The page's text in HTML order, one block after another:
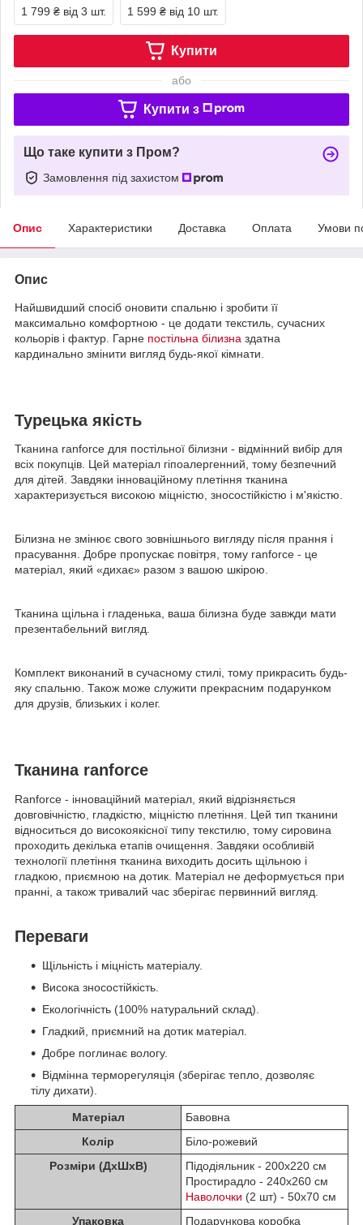
1 799 ₴ від 3 шт. 1 599 ₴ від 10 шт.
Купити
або
Купити з
Що таке купити з Пром?
Замовлення під захистом
Опис Характеристики Доставка Оплата Умови
Опис
Найшвидший спосіб оновити спальню і зробити її
максимально комфортною - це додати текстиль, сучасних
кольорів і фактур. Гарне постільна білизна здатна
кардинально змінити вигляд будь-якої кімнати.
Турецька якість
Тканина ranforce для постільної білизни - відмінний вибір для
всіх покупців. Цей матеріал гіпоалергенний, тому безпечний
для дітей. Завдяки інноваційному плетіння тканина
характеризується високою міцністю, зносостійкістю і м'якістю.
Білизна не змінює свого зовнішнього вигляду після прання і
прасування. Добре пропускає повітря, тому ranforce - це
матеріал, який «дихає» разом з вашою шкірою.
Тканина щільна і гладенька, ваша білизна буде завжди мати
презентабельний вигляд.
Комплект виконаний в сучасному стилі, тому прикрасить будь-
яку спальню. Також може служити прекрасним подарунком
для друзів, близьких і колег.
Тканина ranforce
Ranforce - інноваційний матеріал, який відрізняється
довговічністю, гладкістю, міцністю плетіння. Цей тип тканини
відноситься до високоякісної типу текстилю, тому сировина
проходить декілька етапів очищення. Завдяки особливій
технології плетіння тканина виходить досить щільною і
гладкою, приємною на дотик. Матеріал не деформується при
пранні, а також тривалий час зберігає первинний вигляд.
Переваги
Щільність і міцність матеріалу.
Висока зносостійкість.
Екологічність (100% натуральний склад).
Гладкий, приємний на дотик матеріал.
Добре поглинає вологу.
Відмінна терморегуляція (зберігає тепло, дозволяє
тілу дихати).
Матеріал
Бавовна
Колір
Біло-рожевий
Розміри (ДхШхВ)
Підодіяльник - 200х220 см
Простирадло - 240х260 см
Наволочки (2 шт) - 50х70 см
Упаковка
Подарункова коробка